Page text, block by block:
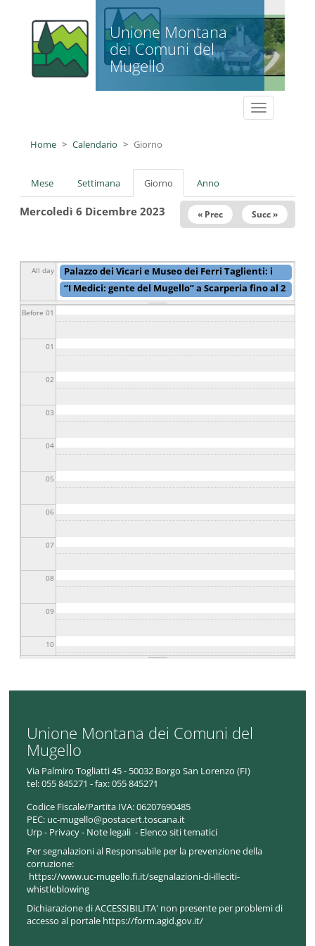
Salta al contenuto principale
Unione Montana
dei Comuni del
Mugello
Toggle
navigation
Home
Calendario Giorno
Schede primarie
Mese Settimana Giorno (scheda
attiva)
Anno
Mercoledì 6 Dicembre 2023 « Prec Succ »
All day
Palazzo dei Vicari e Museo dei Ferri Taglienti: i
Musei del Sistema Museale fanno squadra da
15/06/2023 - 13:30a31/12/2023 - 21:30
“I Medici: gente del Mugello” a Scarperia fino al 2
giugno 2024 da02/10/2023 - 11:45a02/06/2024 -
Before 01
01
02
03
04
05
06
07
08
09
10
14
15
17
18
Unione Montana dei Comuni del
Mugello
Via Palmiro Togliatti 45 - 50032 Borgo San Lorenzo (FI)
tel:055 845271 - fax: 055 845271
Codice Fiscale/Partita IVA:06207690485
PEC: uc-mugello@postacert.toscana.it
Urp- Privacy- Note legali - Elenco siti tematici
Per segnalazioni al Responsabile per la prevenzione della
corruzione:
https://www.uc-mugello.fi.it/segnalazioni-di-illeciti-
whistleblowing
Dichiarazione di ACCESSIBILITA' non presente per problemi di
accesso al portale https://form.agid.gov.it/